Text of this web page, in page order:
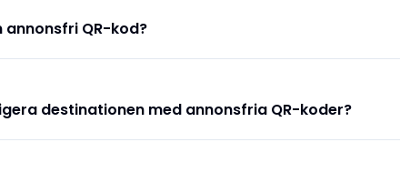
QR-kod?
destinationen med annonsfria QR-koder?